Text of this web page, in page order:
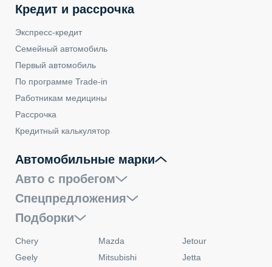
Кредит и рассрочка
Экспресс-кредит
Семейный автомобиль
Первый автомобиль
По программе Trade-in
Работникам медицины
Рассрочка
Кредитный калькулятор
Автомобильные марки
Авто с пробегом
Спецпредложения
Подборки
Chery
Geely
Mazda
Mitsubishi
Jetour
Jetta